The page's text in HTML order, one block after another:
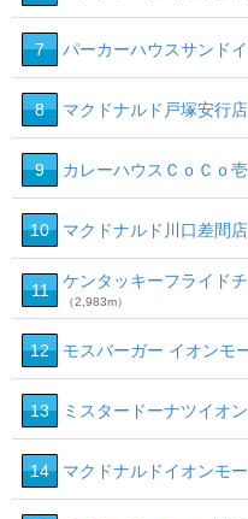
7 パーカーハウスサンド
8 マクドナルド戸塚安行店
9 カレーハウスＣｏＣｏ
10 マクドナルド川口差間店
11 ケンタッキーフライド
（2,983m）
12 モスバーガー イオンモ
13 ミスタードーナツイオ
14 マクドナルドイオンモ